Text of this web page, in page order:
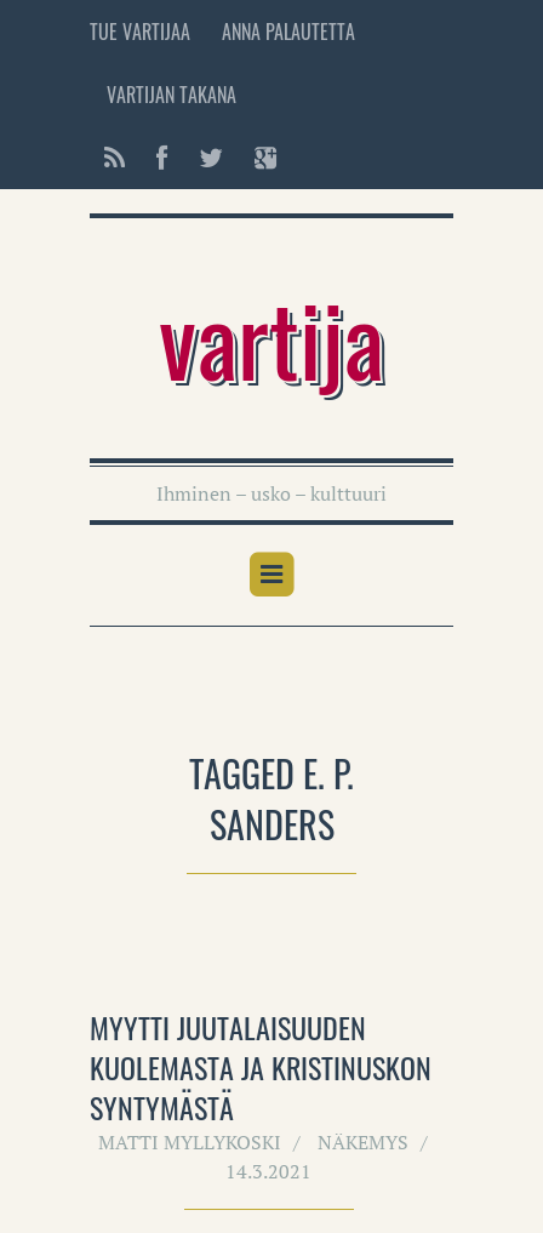
TUE VARTIJAA ANNA PALAUTETTA
VARTIJAN TAKANA
vartija
Ihminen – usko – kulttuuri
TAGGED E. P.
SANDERS
MYYTTI JUUTALAISUUDEN
KUOLEMASTA JA KRISTINUSKON
SYNTYMÄSTÄ
MATTI MYLLYKOSKI
NÄKEMYS
14.3.2021